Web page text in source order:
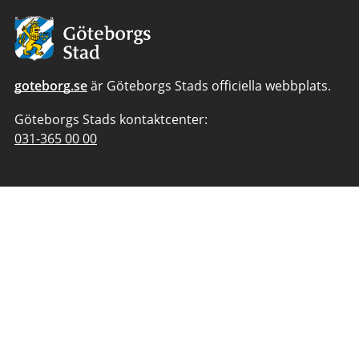
Avsändare:
Göteborgs
Stad
goteborg.seär Göteborgs Stads officiella webbplats.
Göteborgs Stads kontaktcenter:
Telefonnummer
031-365 00 00